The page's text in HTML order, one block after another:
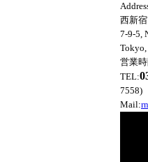
西新
7-9-5,
Tokyo,
営業
TEL:
7558)
Mail: